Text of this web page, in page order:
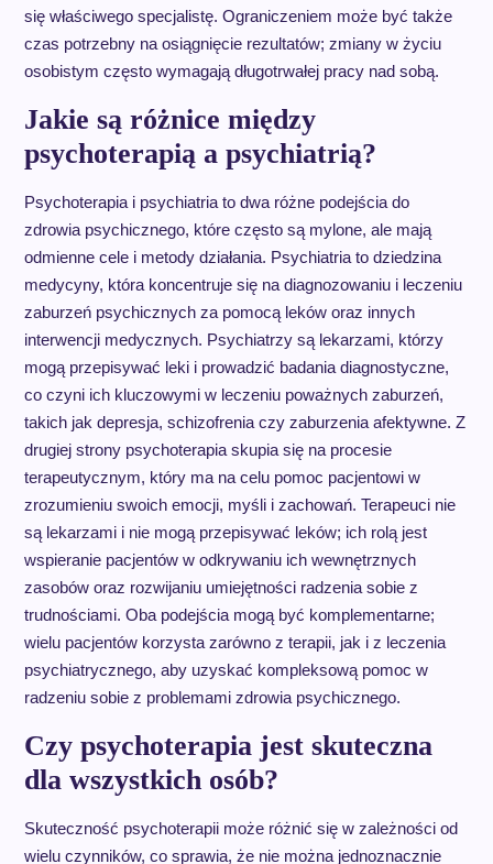
się właściwego specjalistę. Ograniczeniem może być także
czas potrzebny na osiągnięcie rezultatów; zmiany w życiu
osobistym często wymagają długotrwałej pracy nad sobą.
Jakie są różnice między
psychoterapią a psychiatrią?
Psychoterapia i psychiatria to dwa różne podejścia do
zdrowia psychicznego, które często są mylone, ale mają
odmienne cele i metody działania. Psychiatria to dziedzina
medycyny, która koncentruje się na diagnozowaniu i leczeniu
zaburzeń psychicznych za pomocą leków oraz innych
interwencji medycznych. Psychiatrzy są lekarzami, którzy
mogą przepisywać leki i prowadzić badania diagnostyczne,
co czyni ich kluczowymi w leczeniu poważnych zaburzeń,
takich jak depresja, schizofrenia czy zaburzenia afektywne. Z
drugiej strony psychoterapia skupia się na procesie
terapeutycznym, który ma na celu pomoc pacjentowi w
zrozumieniu swoich emocji, myśli i zachowań. Terapeuci nie
są lekarzami i nie mogą przepisywać leków; ich rolą jest
wspieranie pacjentów w odkrywaniu ich wewnętrznych
zasobów oraz rozwijaniu umiejętności radzenia sobie z
trudnościami. Oba podejścia mogą być komplementarne;
wielu pacjentów korzysta zarówno z terapii, jak i z leczenia
psychiatrycznego, aby uzyskać kompleksową pomoc w
radzeniu sobie z problemami zdrowia psychicznego.
Czy psychoterapia jest skuteczna
dla wszystkich osób?
Skuteczność psychoterapii może różnić się w zależności od
wielu czynników, co sprawia, że nie można jednoznacznie